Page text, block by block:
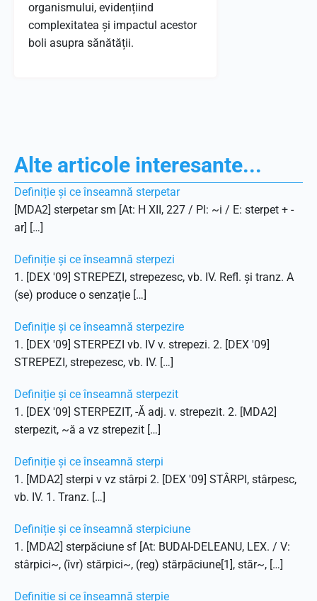
organismului, evidențiind
complexitatea și impactul acestor
boli asupra sănătății.
Alte articole interesante...
Definiție și ce înseamnă sterpetar
[MDA2] sterpetar sm [At: H XII, 227 / Pl: ~i / E: sterpet + -
ar] […]
Definiție și ce înseamnă sterpezi
1. [DEX '09] STREPEZI, strepezesc, vb. IV. Refl. și tranz. A
(se) produce o senzație […]
Definiție și ce înseamnă sterpezire
1. [DEX '09] STERPEZI vb. IV v. strepezi. 2. [DEX '09]
STREPEZI, strepezesc, vb. IV. […]
Definiție și ce înseamnă sterpezit
1. [DEX '09] STERPEZIT, -Ă adj. v. strepezit. 2. [MDA2]
sterpezit, ~ă a vz strepezit […]
Definiție și ce înseamnă sterpi
1. [MDA2] sterpi v vz stârpi 2. [DEX '09] STÂRPI, stârpesc,
vb. IV. 1. Tranz. […]
Definiție și ce înseamnă sterpiciune
1. [MDA2] sterpăciune sf [At: BUDAI-DELEANU, LEX. / V:
stârpici~, (îvr) stărpici~, (reg) stărpăciune[1], stăr~, […]
Definiție și ce înseamnă sterpie